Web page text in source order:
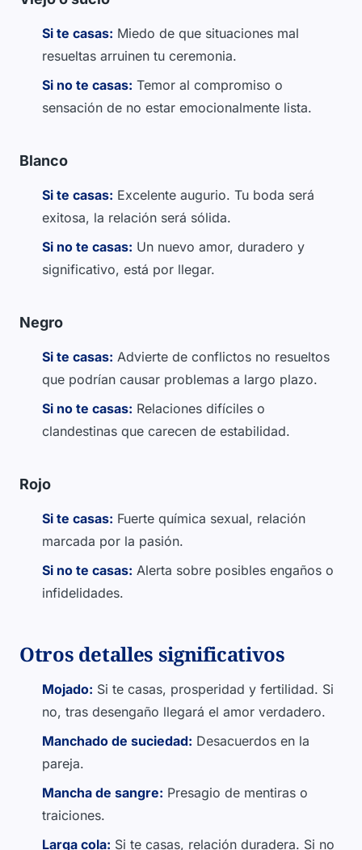
Si te casas: Miedo de que situaciones mal
resueltas arruinen tu ceremonia.
Si no te casas: Temor al compromiso o
sensación de no estar emocionalmente lista.
Blanco
Si te casas: Excelente augurio. Tu boda será
exitosa, la relación será sólida.
Si no te casas: Un nuevo amor, duradero y
significativo, está por llegar.
Negro
Si te casas: Advierte de conflictos no resueltos
que podrían causar problemas a largo plazo.
Si no te casas: Relaciones difíciles o
clandestinas que carecen de estabilidad.
Rojo
Si te casas: Fuerte química sexual, relación
marcada por la pasión.
Si no te casas: Alerta sobre posibles engaños o
infidelidades.
Otros detalles significativos
Mojado: Si te casas, prosperidad y fertilidad. Si
no, tras desengaño llegará el amor verdadero.
Manchado de suciedad: Desacuerdos en la
pareja.
Mancha de sangre: Presagio de mentiras o
traiciones.
Larga cola: Si te casas, relación duradera. Si no